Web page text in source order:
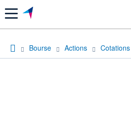
Menu
Bourse Actions Cotations